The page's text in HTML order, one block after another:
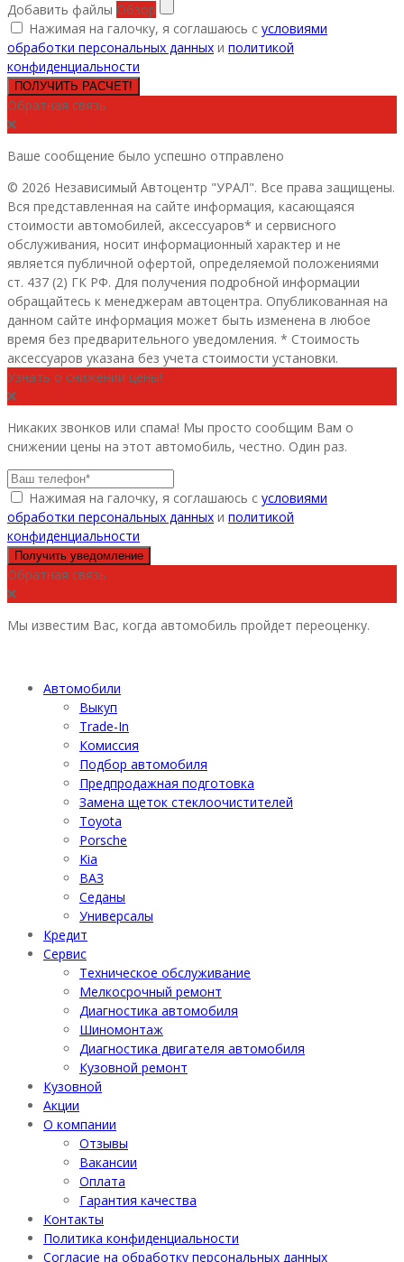
Добавить файлы Обзор
Нажимая на галочку, я соглашаюсь с условиями
обработки персональных данных и политикой
конфиденциальности
ПОЛУЧИТЬ РАСЧЕТ!
Обратная связь
Ваше сообщение было успешно отправлено
© 2026 Независимый Автоцентр "УРАЛ". Все права защищены.
Вся представленная на сайте информация, касающаяся
стоимости автомобилей, аксессуаров* и сервисного
обслуживания, носит информационный характер и не
является публичной офертой, определяемой положениями
ст. 437 (2) ГК РФ. Для получения подробной информации
обращайтесь к менеджерам автоцентра. Опубликованная на
данном сайте информация может быть изменена в любое
время без предварительного уведомления. * Стоимость
аксессуаров указана без учета стоимости установки.
Узнать о снижении цены!
Никаких звонков или спама! Мы просто сообщим Вам о
снижении цены на этот автомобиль, честно. Один раз.
Нажимая на галочку, я соглашаюсь с условиями
обработки персональных данных и политикой
конфиденциальности
Получить уведомление
Обратная связь
Мы известим Вас, когда автомобиль пройдет переоценку.
Автомобили
Выкуп
Trade-In
Комиссия
Подбор автомобиля
Предпродажная подготовка
Замена щеток стеклоочистителей
Toyota
Porsche
Kia
ВАЗ
Седаны
Универсалы
Кредит
Сервис
Техническое обслуживание
Мелкосрочный ремонт
Диагностика автомобиля
Шиномонтаж
Диагностика двигателя автомобиля
Кузовной ремонт
Кузовной
Акции
О компании
Отзывы
Вакансии
Оплата
Гарантия качества
Контакты
Политика конфиденциальности
Согласие на обработку персональных данных